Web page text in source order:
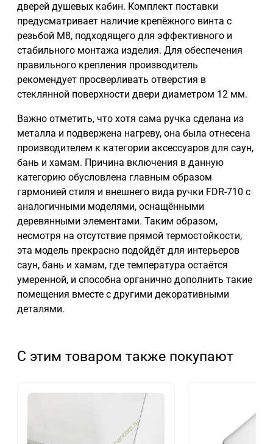
дверей душевых кабин. Комплект поставки
предусматривает наличие крепёжного винта с
резьбой М8, подходящего для эффективного и
стабильного монтажа изделия. Для обеспечения
правильного крепления производитель
рекомендует просверливать отверстия в
стеклянной поверхности двери диаметром 12 мм.
Важно отметить, что хотя сама ручка сделана из
металла и подвержена нагреву, она была отнесена
производителем к категории аксессуаров для саун,
бань и хамам. Причина включения в данную
категорию обусловлена главным образом
гармонией стиля и внешнего вида ручки FDR-710 с
аналогичными моделями, оснащёнными
деревянными элементами. Таким образом,
несмотря на отсутствие прямой термостойкости,
эта модель прекрасно подойдёт для интерьеров
саун, бань и хамам, где температура остаётся
умеренной, и способна органично дополнить такие
помещения вместе с другими декоративными
деталями.
С этим товаром также покупают